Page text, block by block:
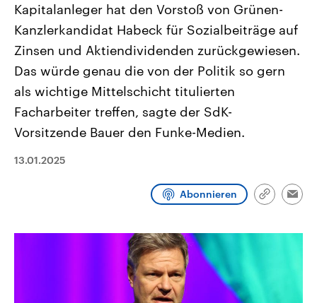
Aktuelle Beiträge, Analysen und
Hintergründe
Wirtschaftlich und militärisch
gehören die Vereinigten Staaten zu
den mächtigsten Ländern der Erde,
mit großem Einfluss auf das
aktuelle Weltgeschehen.
Aktuelle Lage und
Der Überfall der
Terrororganisation Hamas
Oktober 2023 auf Israel
Region wieder die Gewalt
Israel möchte die Hamas
Diese wird wie die
Libanon vom Iran
Sendungen Programm Podcasts
Kapitalanleger hat den Vorstoß von Grünen-
Kanzlerkandidat Habeck für Sozialbeiträge auf
Zinsen und Aktiendividenden zurückgewiesen.
Das würde genau die von der Politik so gern
als wichtige Mittelschicht titulierten
Facharbeiter treffen, sagte der SdK-
Vorsitzende Bauer den Funke-Medien.
13.01.2025
Abonnieren
Link